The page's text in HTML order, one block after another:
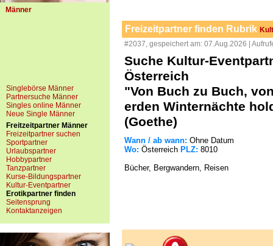
Männer
Singlebörse Männer
Partnersuche Männer
Singles online Männer
Neue Single Männer
Freitzeitpartner Männer
Freizeitpartner suchen
Sportpartner
Urlaubspartner
Hobbypartner
Tanzpartner
Kurse-Bildungspartner
Kultur-Eventpartner
Erotikpartner finden
Seitensprung
Kontaktanzeigen
Freizeitpartner finden Rubrik
#2037, gespeichert am: 07.Aug.2026 |
Suche Kultur-
Österreich
"Von Buch zu Buch,
erden Winternächte
(Goethe)
Wann / ab wann: Ohne Datum
Wo: Österreich PLZ: 8010
Bücher, Bergwandern, Reisen